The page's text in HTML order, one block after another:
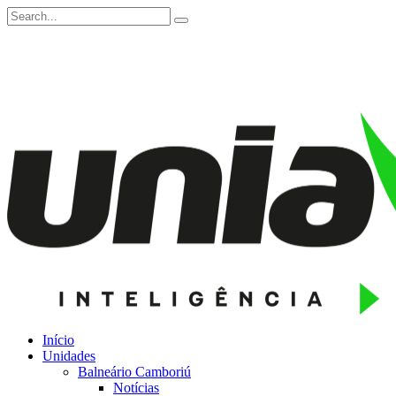
Início
Unidades
Balneário Camboriú
Notícias